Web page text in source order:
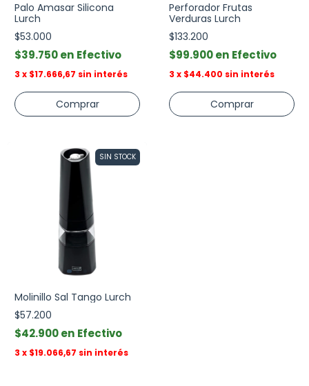
Palo Amasar Silicona
Lurch
$53.000
$39.750 Efectivo
3 x $17.666,67 sin interés
Perforador Frutas
Verduras Lurch
$133.200
$99.900 Efectivo
3 x $44.400 sin interés
SIN STOCK
Molinillo Sal Tango Lurch
$57.200
$42.900 Efectivo
3 x $19.066,67 sin interés